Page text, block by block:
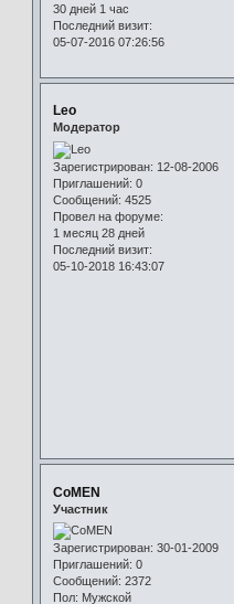
30 дней 1 час
Последний визит:
05-07-2016 07:26:56
Leo
Модератор
Зарегистрирован: 12-08-2006
Приглашений: 0
Сообщений: 4525
Провел на форуме:
1 месяц 28 дней
Последний визит:
05-10-2018 16:43:07
CoMEN
Участник
Зарегистрирован: 30-01-2009
Приглашений: 0
Сообщений: 2372
Пол: Мужской